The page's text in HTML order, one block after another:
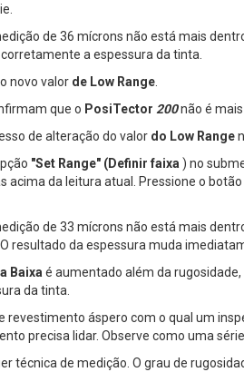
de 36 mícrons não está mais
a espessura da tinta.
novo valor de Low Range.
que o PosiTector 200não é
de alteração do valor do Low Range
"Set Range" (Definir faixa) no
acima da leitura atual. Pressione o botão
de 33 mícrons não está mais
resultado da espessura muda
Baixaé aumentado além da rugosidade,
da tinta.
revestimento áspero com o qual um
precisa lidar. Observe como uma
técnica de medição. O grau de